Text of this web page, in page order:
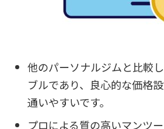
他のパーソナルジムと比較
ブルであり、良心的な価格
通いやすいです。
プロによる質の高いマンツー